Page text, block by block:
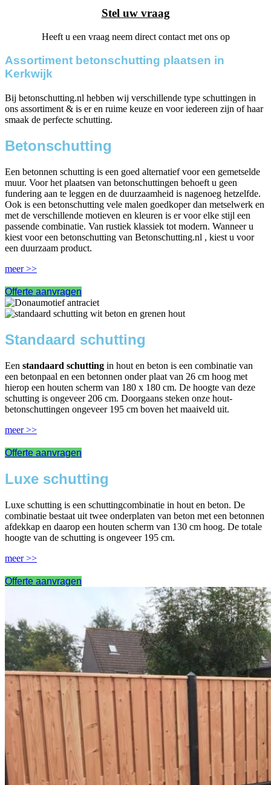
Stel uw vraag
Heeft u een vraag neem direct contact met ons op
Assortiment betonschutting plaatsen in
Kerkwijk
Bij betonschutting.nl hebben wij verschillende type schuttingen in
ons assortiment & is er en ruime keuze en voor iedereen zijn of haar
smaak de perfecte schutting.
Betonschutting
Een betonnen schutting is een goed alternatief voor een gemetselde
muur. Voor het plaatsen van betonschuttingen behoeft u geen
fundering aan te leggen en de duurzaamheid is nagenoeg hetzelfde.
Ook is een betonschutting vele malen goedkoper dan metselwerk en
met de verschillende motieven en kleuren is er voor elke stijl een
passende combinatie. Van rustiek klassiek tot modern. Wanneer u
kiest voor een betonschutting van Betonschutting.nl , kiest u voor
een duurzaam product.
meer >>
Offerte aanvragen
Standaard schutting
Een standaard schutting in hout en beton is een combinatie van
een betonpaal en een betonnen onder plaat van 26 cm hoog met
hierop een houten scherm van 180 x 180 cm. De hoogte van deze
schutting is ongeveer 206 cm. Doorgaans steken onze hout-
betonschuttingen ongeveer 195 cm boven het maaiveld uit.
meer >>
Offerte aanvragen
Luxe schutting
Luxe schutting is een schuttingcombinatie in hout en beton. De
combinatie bestaat uit twee onderplaten van beton met een betonnen
afdekkap en daarop een houten scherm van 130 cm hoog. De totale
hoogte van de schutting is ongeveer 195 cm.
meer >>
Offerte aanvragen